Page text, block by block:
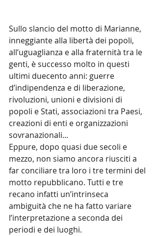
Sullo slancio del motto di Marianne,
inneggiante alla libertà dei popoli,
all’uguaglianza e alla fraternità tra le
genti, è successo molto in questi
ultimi duecento anni: guerre
d’indipendenza e di liberazione,
rivoluzioni, unioni e divisioni di
popoli e Stati, associazioni tra Paesi,
creazioni di enti e organizzazioni
sovranazionali...
Eppure, dopo quasi due secoli e
mezzo, non siamo ancora riusciti a
far conciliare tra loro i tre termini del
motto repubblicano. Tutti e tre
recano infatti un’intrinseca
ambiguità che ne ha fatto variare
l’interpretazione a seconda dei
periodi e dei luoghi.